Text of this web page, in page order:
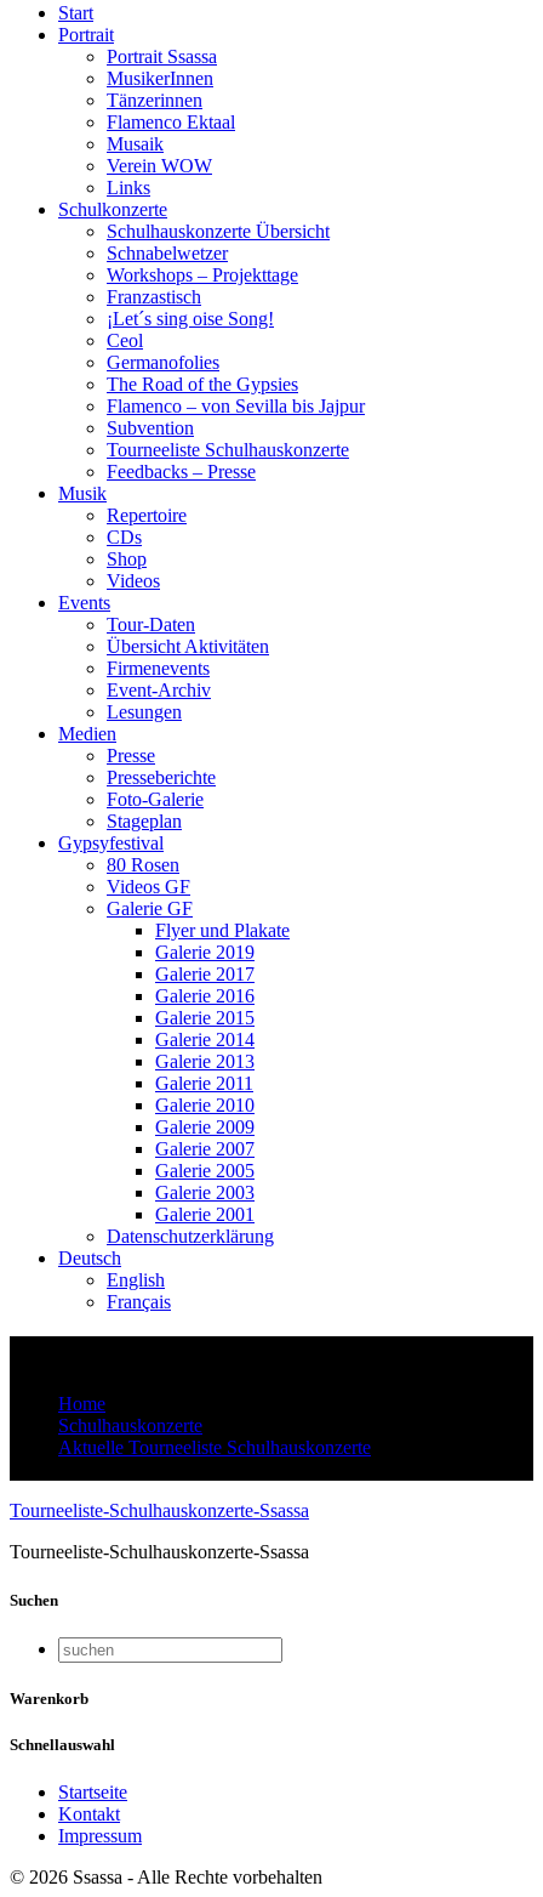
Start
Portrait
Portrait Ssassa
MusikerInnen
Tänzerinnen
Flamenco Ektaal
Musaik
Verein WOW
Links
Schulkonzerte
Schulhauskonzerte Übersicht
Schnabelwetzer
Workshops – Projekttage
Franzastisch
¡Let´s sing oise Song!
Ceol
Germanofolies
The Road of the Gypsies
Flamenco – von Sevilla bis Jajpur
Subvention
Tourneeliste Schulhauskonzerte
Feedbacks – Presse
Musik
Repertoire
CDs
Shop
Videos
Events
Tour-Daten
Übersicht Aktivitäten
Firmenevents
Event-Archiv
Lesungen
Medien
Presse
Presseberichte
Foto-Galerie
Stageplan
Gypsyfestival
80 Rosen
Videos GF
Galerie GF
Flyer und Plakate
Galerie 2019
Galerie 2017
Galerie 2016
Galerie 2015
Galerie 2014
Galerie 2013
Galerie 2011
Galerie 2010
Galerie 2009
Galerie 2007
Galerie 2005
Galerie 2003
Galerie 2001
Datenschutzerklärung
Deutsch
English
Français
Home
Schulhauskonzerte
Aktuelle Tourneeliste Schulhauskonzerte
Tourneeliste-Schulhauskonzerte-Ssassa
Tourneeliste-Schulhauskonzerte-Ssassa
Suchen
Warenkorb
Schnellauswahl
Startseite
Kontakt
Impressum
© 2026 Ssassa - Alle Rechte vorbehalten